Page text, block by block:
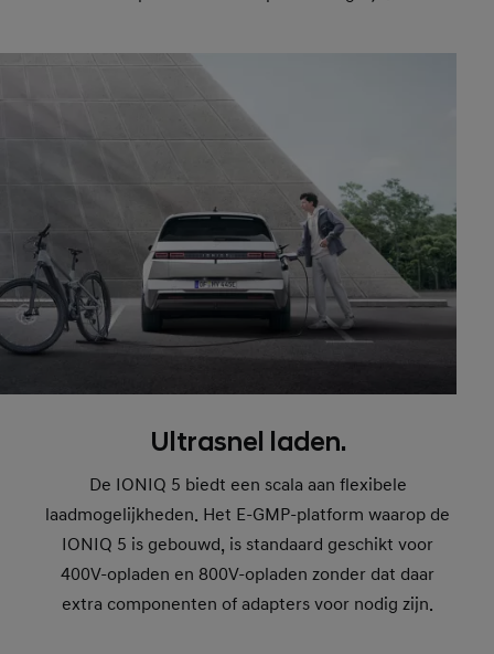
Ultrasnel laden.
De IONIQ 5 biedt een scala aan flexibele
laadmogelijkheden. Het E-GMP-platform waarop de
IONIQ 5 is gebouwd, is standaard geschikt voor
400V-opladen en 800V-opladen zonder dat daar
extra componenten of adapters voor nodig zijn.